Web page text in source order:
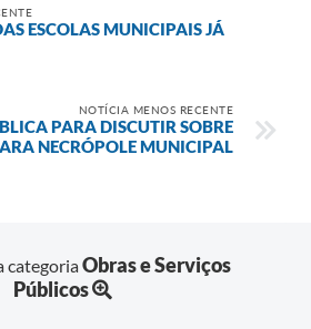
ESCOLAS MUNICIPAIS JÁ
NOTÍCIA MENOS RECENTE
PARA DISCUTIR SOBRE
NECRÓPOLE MUNICIPAL
categoriaObras e Serviços
Públicos